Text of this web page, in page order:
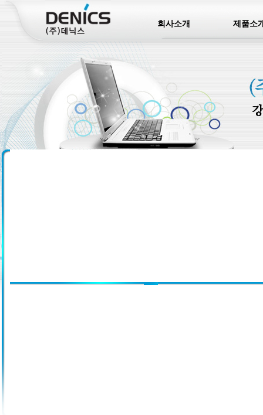
회사소개 제품소